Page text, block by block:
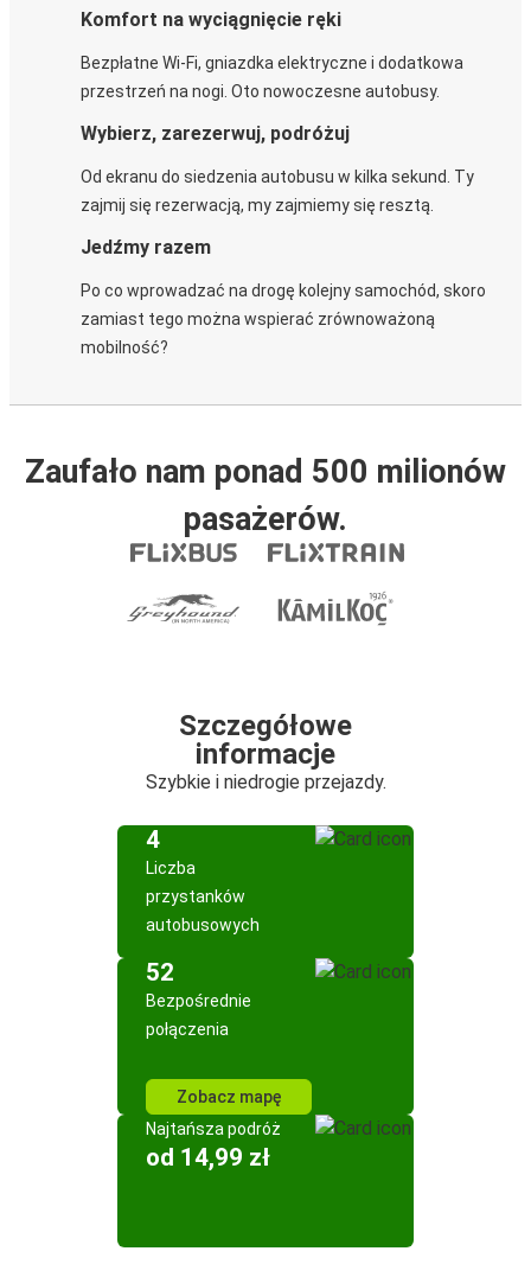
Komfort na wyciągnięcie ręki
Bezpłatne Wi-Fi, gniazdka elektryczne i dodatkowa
przestrzeń na nogi. Oto nowoczesne autobusy.
Wybierz, zarezerwuj, podróżuj
Od ekranu do siedzenia autobusu w kilka sekund. Ty
zajmij się rezerwacją, my zajmiemy się resztą.
Jedźmy razem
Po co wprowadzać na drogę kolejny samochód, skoro
zamiast tego można wspierać zrównoważoną
mobilność?
Zaufało nam ponad 500 milionów
pasażerów.
Szczegółowe
informacje
Szybkie i niedrogie przejazdy.
4
Liczba
przystanków
autobusowych
52
Bezpośrednie
połączenia
Zobacz mapę
Najtańsza podróż
od 14,99 zł